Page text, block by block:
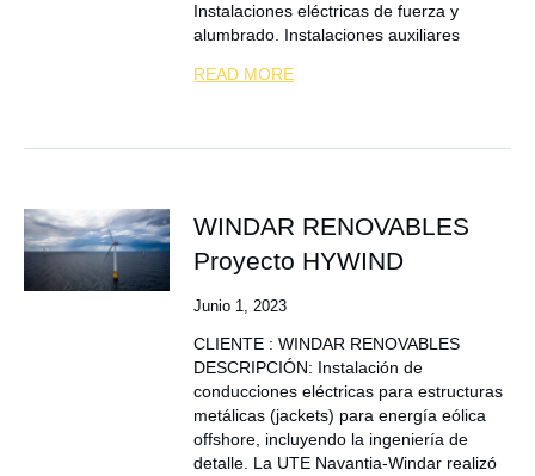
Instalaciones eléctricas de fuerza y
alumbrado. Instalaciones auxiliares
READ MORE
WINDAR RENOVABLES
Proyecto HYWIND
Junio 1, 2023
CLIENTE : WINDAR RENOVABLES
DESCRIPCIÓN: Instalación de
conducciones eléctricas para estructuras
metálicas (jackets) para energía eólica
offshore, incluyendo la ingeniería de
detalle. La UTE Navantia-Windar realizó